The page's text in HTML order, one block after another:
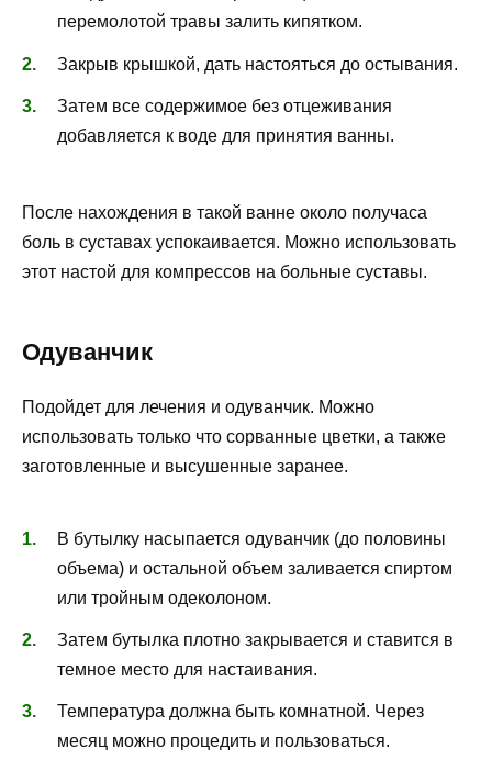
перемолотой травы залить кипятком.
Закрыв крышкой, дать настояться до остывания.
Затем все содержимое без отцеживания
добавляется к воде для принятия ванны.
После нахождения в такой ванне около получаса
боль в суставах успокаивается. Можно использовать
этот настой для компрессов на больные суставы.
Одуванчик
Подойдет для лечения и одуванчик. Можно
использовать только что сорванные цветки, а также
заготовленные и высушенные заранее.
В бутылку насыпается одуванчик (до половины
объема) и остальной объем заливается спиртом
или тройным одеколоном.
Затем бутылка плотно закрывается и ставится в
темное место для настаивания.
Температура должна быть комнатной. Через
месяц можно процедить и пользоваться.